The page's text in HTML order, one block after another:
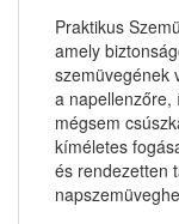
Praktikus
amely
szemüvegének
a napellenzőre,
mégsem
kíméletes
és rendezetten